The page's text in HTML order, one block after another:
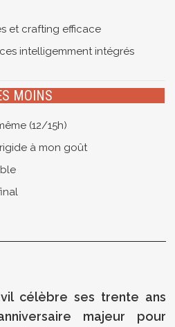
et crafting efficace
intelligemment intégrés
MOINS
(12/15h)
à mon goût
célèbre ses trente ans
majeur pour